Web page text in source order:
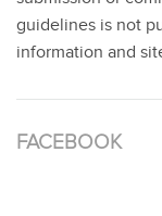
guidelines is not
information and
FACEBOOK